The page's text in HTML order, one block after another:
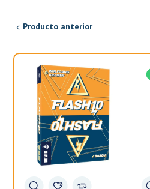
Producto anterior